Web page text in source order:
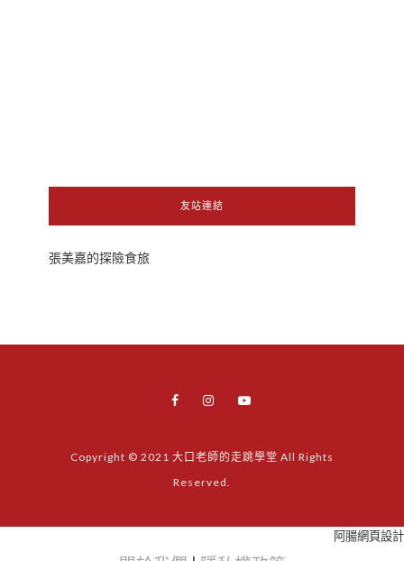
友站連結
張美嘉的探險食旅
Copyright © 2021 大口老師的走跳學堂 All Rights
Reserved.
阿腸網頁設計